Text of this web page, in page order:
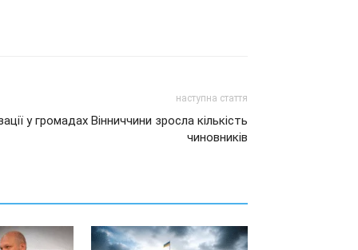
наступна стаття
у громадах Вінниччини зросла кількість
чиновників